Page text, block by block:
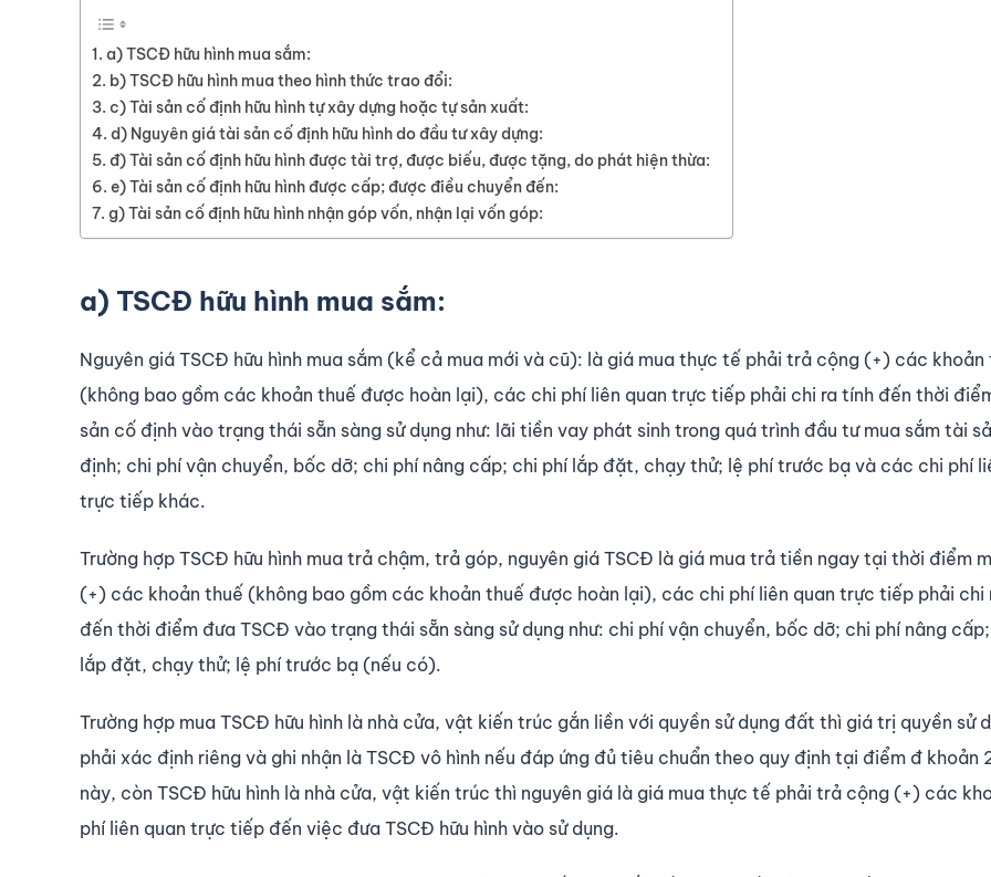
a) TSCĐ hữu hình mua sắm:
b) TSCĐ hữu hình mua theo hình thức trao đổi:
c) Tài sản cố định hữu hình tự xây dựng hoặc tự sản xuất:
d) Nguyên giá tài sản cố định hữu hình do đầu tư xây dựng:
đ) Tài sản cố định hữu hình được tài trợ, được biếu, được tặng, do phát hiện thừa:
e) Tài sản cố định hữu hình được cấp; được điều chuyển đến:
g) Tài sản cố định hữu hình nhận góp vốn, nhận lại vốn góp:
a) TSCĐ hữu hình mua sắm:
Nguyên giá TSCĐ hữu hình mua sắm (kể cả mua mới và cũ): là giá mua thực tế phải trả cộng (+) các khoản
(không bao gồm các khoản thuế được hoàn lại), các chi phí liên quan trực tiếp phải chi ra tính đến thời
sản cố định vào trạng thái sẵn sàng sử dụng như: lãi tiền vay phát sinh trong quá trình đầu tư mua sắm tài
định; chi phí vận chuyển, bốc dỡ; chi phí nâng cấp; chi phí lắp đặt, chạy thử; lệ phí trước bạ và các chi phí
trực tiếp khác.
Trường hợp TSCĐ hữu hình mua trả chậm, trả góp, nguyên giá TSCĐ là giá mua trả tiền ngay tại thời điểm
(+) các khoản thuế (không bao gồm các khoản thuế được hoàn lại), các chi phí liên quan trực tiếp phải chi
đến thời điểm đưa TSCĐ vào trạng thái sẵn sàng sử dụng như: chi phí vận chuyển, bốc dỡ; chi phí nâng
lắp đặt, chạy thử; lệ phí trước bạ (nếu có).
Trường hợp mua TSCĐ hữu hình là nhà cửa, vật kiến trúc gắn liền với quyền sử dụng đất thì giá trị quyền sử
phải xác định riêng và ghi nhận là TSCĐ vô hình nếu đáp ứng đủ tiêu chuẩn theo quy định tại điểm đ khoản
này, còn TSCĐ hữu hình là nhà cửa, vật kiến trúc thì nguyên giá là giá mua thực tế phải trả cộng (+) các
phí liên quan trực tiếp đến việc đưa TSCĐ hữu hình vào sử dụng.